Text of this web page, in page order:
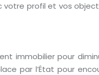
profil et vos
immobilier pour
par l’État pour